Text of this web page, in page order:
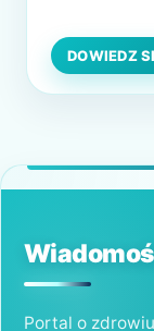
Zdrowe
serca,
więc
DOWIEDZ
Portal o